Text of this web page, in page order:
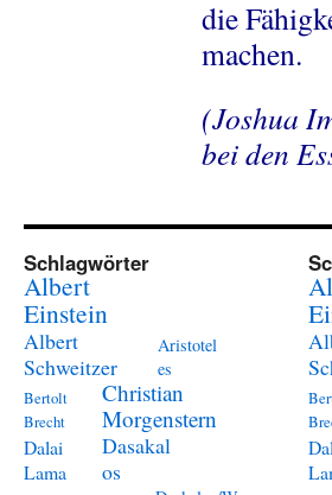
die
machen.
(Joshua
bei den
Schlagwörter
Albert
Einstein
Albert
Schweitzer
Aristotel
es
Bertolt
Brecht
Christian
Morgenstern
Dalai
Lama
Dasakal
os